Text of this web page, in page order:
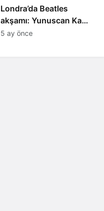
Londra’da Beatles
akşamı: Yunuscan Kaya
klasik yorumuyla
5 ay önce